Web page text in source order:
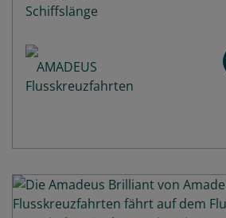
Schiffslänge